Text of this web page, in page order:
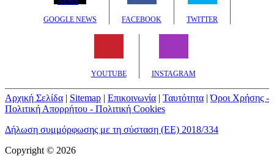
GOOGLE NEWS FACEBOOK TWITTER
YOUTUBE INSTAGRAM
Αρχική Σελίδα | Sitemap | Επικοινωνία | Ταυτότητα |Όροι Χρήσης -
Πολιτική Απορρήτου - Πολιτική Cookies
Δήλωση συμμόρφωσης με τη σύσταση (ΕΕ) 2018/334
Copyright © 2026